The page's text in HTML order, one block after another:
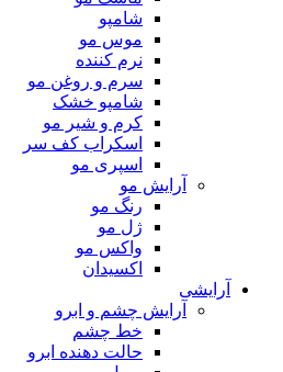
شامپو
موس مو
نرم کننده
سرم و روغن مو
شامپو خشک
کرم و شیر مو
اسکراب کف سر
اسپری مو
آرایش مو
رنگ مو
ژل مو
واکس مو
اکسیدان
آرایشی
آرایش چشم و ابرو
خط چشم
حالت دهنده ابرو